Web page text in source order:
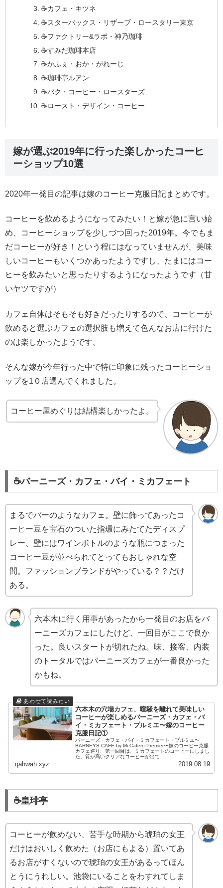
☕️カフェ・キツネ
☕️スターバックス・リザーブ・ロースタリー東京
☕️ファクトリー&ラボ・神乃珈琲
☕️すみだ珈琲本店
☕️かふぇ・おか・がれーじ
☕️珈琲亭ルアン
☕️バク・コーヒー・ロースターズ
☕️ロースト・デザイン・コーヒー
嫁が選ぶ2019年に行った楽しかったコーヒ
ーショップ10選
2020年一発目の記事は嫁のコーヒー克服日記まとめです。
コーヒーを飲めるようになってみたい！と嫁が急に言い始
め、コーヒーショップを少しづつ回った2019年。今でもま
だコーヒーが好き！という程にはなっていませんが、美味
しいコーヒーもいくつかあったようですし、たまにはコー
ヒーを飲みたいと思ったりするようになったようです（甘
いヤツですが）
カフェ自体はそもそも好きだったりするので、コーヒーが
飲めると選ぶカフェの選択肢も増えて色んなお店に行けた
のは楽しかったようです。
そんな嫁が今年行った中で特に印象に残ったコーヒーショ
ップを1０店選んでくれました。
コーヒー屋めぐりは結構楽しかったよ。
☕️バーニーズ・カフェ・バイ・ミカフェート
まるでバーのようなカフェ。壁に飾ってあったコ
ーヒー豆を宝石のついた指環にみたてたディスプ
レー、壁にはワインボトルのような瓶につまった
コーヒー豆が並べられてとってもおしゃれな空
間。ファッションブランドがやっている？？だけ
ある。
六本木に行く用事があったから一発目のお店をバ
ーニーズカフェにしたけど、一回目がここで良か
った。良いスタートが切れたね。味、接客、内装
のトータルではバーニーズカフェが一番良かった
かもね。
六本木の穴場カフェ、喧騒を離れて美味しい
コーヒーが楽しめるバーニーズ・カフェ・バ
イ・ミカフェート・プルミエ〜嫁のコーヒー
克服日記①
バーニーズ・カフェ・バイ・ミカフェート・プルミエ〜
BARNEYS CAFE by Mi Cafeto Premier〜嫁のコーヒー克服
カフェ巡り、第一回目は、ミカフェートのコーヒーにしまし
た。質が高いクリアなコーヒーが出て...
qahwah.xyz 2019.08.19
☕️皇琲亭
コーヒーが飲めない、苦手な時期から琥珀の女王
だけはおいしく飲めた（お店にもよる）置いてあ
るお店がすくないので琥珀の女王があるってほん
とうにうれしい。池袋にいることをわすれてしま